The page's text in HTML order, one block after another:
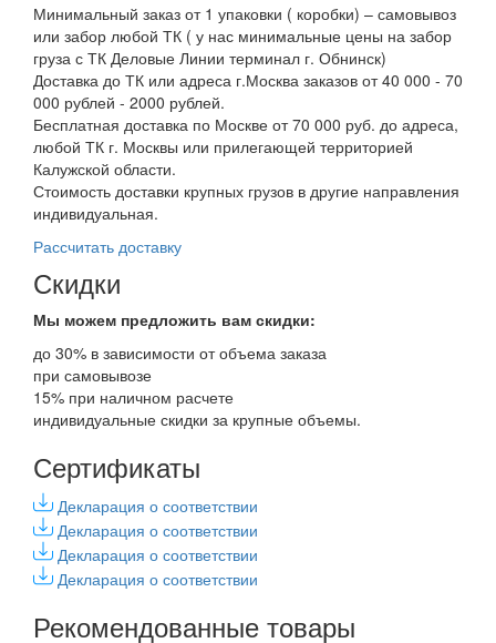
Минимальный заказ от 1 упаковки ( коробки) – самовывоз
или забор любой ТК ( у нас минимальные цены на забор
груза с ТК Деловые Линии терминал г. Обнинск)
Доставка до ТК или адреса г.Москва заказов от 40 000 - 70
000 рублей - 2000 рублей.
Бесплатная доставка по Москве от 70 000 руб. до адреса,
любой ТК г. Москвы или прилегающей территорией
Калужской области.
Стоимость доставки крупных грузов в другие направления
индивидуальная.
Рассчитать доставку
Скидки
Мы можем предложить вам скидки:
до 30% в зависимости от объема заказа
при самовывозе
15% при наличном расчете
индивидуальные скидки за крупные объемы.
Сертификаты
Декларация о соответствии
Декларация о соответствии
Декларация о соответствии
Декларация о соответствии
Рекомендованные товары